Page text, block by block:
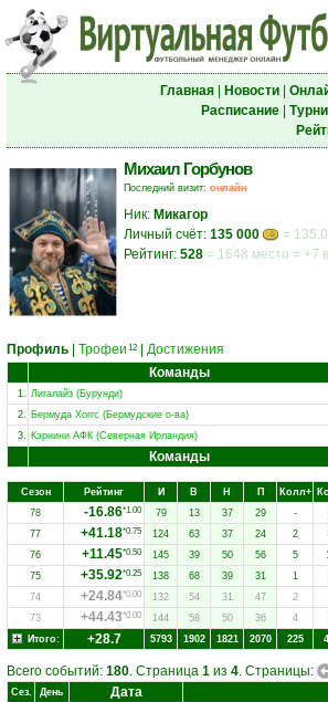
Главная| Новости|
Расписание|
Михаил Горбунов
Последний визит: онлайн
Ник: Микагор
Личный счёт: 135 000
=
Рейтинг: 528 = 1648 место = +7
Профиль Трофеи 12
Достижения
Команды
1. Лигалайз (Бурунди)
2. Бермуда Хоггс (Бермудские о-ва)
3. Кэрнини АФК (Северная Ирландия)
Команды
Сезон Рейтинг И В Н П Колл+
78
-16.86*1.00 79 13 37 29 -
77
+41.18*0.75 124 63 37 24 2
76
+11.45*0.50 145 39 50 56 5
75
+35.92*0.25 138 68 39 31 1
74
+24.84*0.00 132 54 31 47 2
73
+44.43*0.00 144 58 50 36 4
Итого:
+28.7 5793 1902 1821 2070 225
Всего событий: 180. Страница 1 из 4. Страницы:
Сез. День Дата